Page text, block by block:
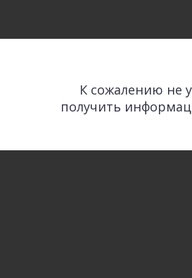
К сожалению не
получить